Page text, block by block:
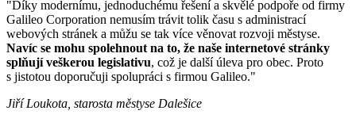
"Díky modernímu, jednoduchému řešení a skvělé podpoře od firmy
Galileo Corporation nemusím trávit tolik času s administrací
webových stránek a můžu se tak více věnovat rozvoji městyse.
Navíc se mohu spolehnout na to, že naše internetové stránky
splňují veškerou legislativu, což je další úleva pro obec. Proto
s jistotou doporučuji spolupráci s firmou Galileo."
Jiří Loukota, starosta městyse Dalešice